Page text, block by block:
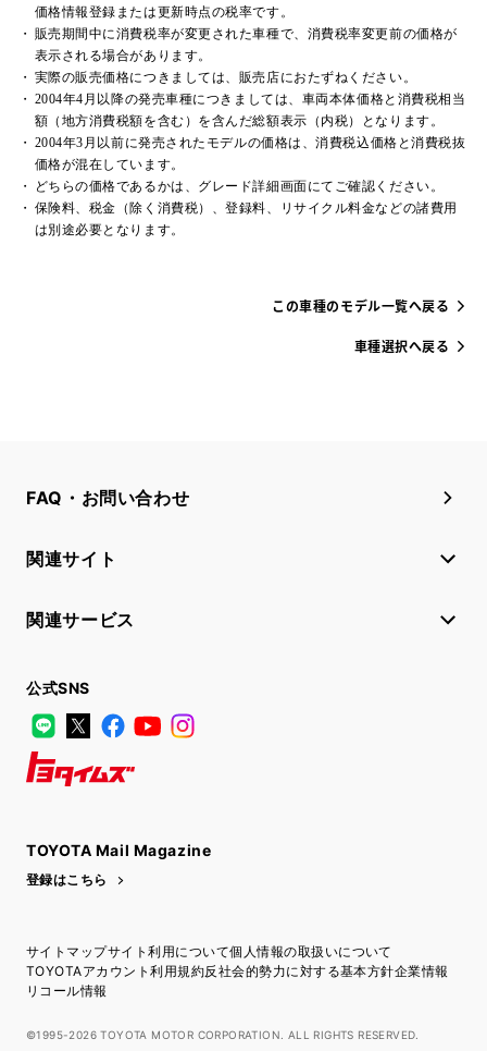
価格情報登録または更新時点の税率です。
販売期間中に消費税率が変更された車種で、消費税率変更前の価格が
表示される場合があります。
実際の販売価格につきましては、販売店におたずねください。
2004年4月以降の発売車種につきましては、車両本体価格と消費税相当
額（地方消費税額を含む）を含んだ総額表示（内税）となります。
2004年3月以前に発売されたモデルの価格は、消費税込価格と消費税抜
価格が混在しています。
どちらの価格であるかは、グレード詳細画面にてご確認ください。
保険料、税金（除く消費税）、登録料、リサイクル料金などの諸費用
は別途必要となります。
この車種のモデル一覧へ戻る
車種選択へ戻る
FAQ・お問い合わせ
関連サイト
関連サービス
公式SNS
LINE
X FacebookYouTube
TOYOTA Mail Magazine
登録はこちら
サイトマップサイト利用について個人情報の取扱いについて
TOYOTAアカウント利用規約反社会的勢力に対する基本方針企業情報
リコール情報
©1995-2026 TOYOTA MOTOR CORPORATION. ALL RIGHTS RESERVED.